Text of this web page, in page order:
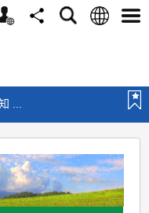
分
搜
语
选
...